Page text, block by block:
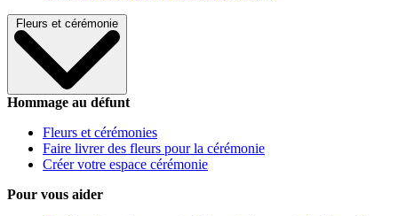
Fleurs et cérémonie
Hommage au défunt
Fleurs et cérémonies
Faire livrer des fleurs pour la cérémonie
Créer votre espace cérémonie
Pour vous aider